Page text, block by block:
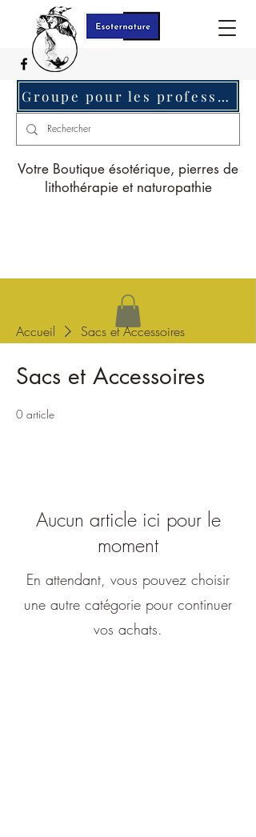
Votre Boutique ésotérique, pierres de
lithothérapie et naturopathie
Groupe pour les professionnels c'est ici
Accueil Sacs et Accessoires
Sacs et Accessoires
0 article
Aucun article ici pour le
moment
En attendant, vous pouvez choisir
une autre catégorie pour continuer
vos achats.